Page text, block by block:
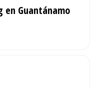
en Guantánamo